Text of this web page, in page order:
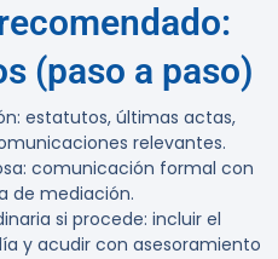
(paso a paso)
estatutos, últimas actas,
relevantes.
comunicación formal con
de mediación.
si procede: incluir el
y acudir con asesoramiento